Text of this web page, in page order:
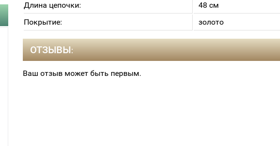
Длина цепочки:
48 см
Покрытие:
золото
ОТЗЫВЫ:
Ваш отзыв может быть первым.